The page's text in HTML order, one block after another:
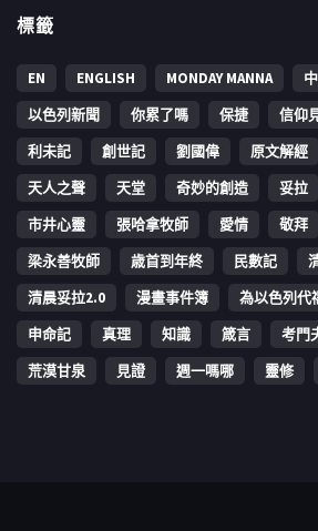
標籤
EN ENGLISH MONDAY MANNA
以色列新聞
你累了嗎 保捷 信仰
利未記
創世記 劉國偉 原文解經
天人之聲
天堂 奇妙的創造 妥拉
市井心靈
張哈拿牧師 愛情 敬拜
梁永善牧師
歳首到年終 民數記
清晨妥拉2.0
漫畫事件簿 為以色列代
申命記
真理 知識 箴言 考門
荒漠甘泉
見證 週一嗎哪 靈修